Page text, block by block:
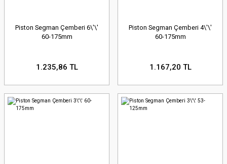
Piston Segman Çemberi 6\'\'
60-175mm
1.235,86 TL
Piston Segman Çemberi 4\'\'
60-175mm
1.167,20 TL